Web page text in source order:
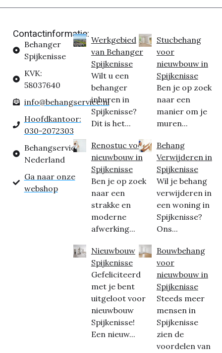
Contactinformatie:
Behanger
Spijkenisse
KVK:
58037640
info@behangservice.nl
Hoofdkantoor:
030-2072303
Behangservice
Nederland
Ga naar onze
webshop
Werkgebied
van Behanger
Spijkenisse
Wilt u een
behanger
inhuren in
Spijkenisse?
Dit is het...
Renostuc voor
nieuwbouw in
Spijkenisse
Ben je op zoek
naar een
strakke en
moderne
afwerking...
Nieuwbouw
Spijkenisse
Gefeliciteerd
met je bent
uitgeloot voor
nieuwbouw
Spijkenisse!
Een nieuw...
Stucbehang
voor
nieuwbouw in
Spijkenisse
Ben je op zoek
naar een
manier om je
muren...
Behang
Verwijderen in
Spijkenisse
Wil je behang
verwijderen in
een woning in
Spijkenisse?
Ons...
Bouwbehang
voor
nieuwbouw in
Spijkenisse
Steeds meer
mensen in
Spijkenisse
zien de
voordelen van